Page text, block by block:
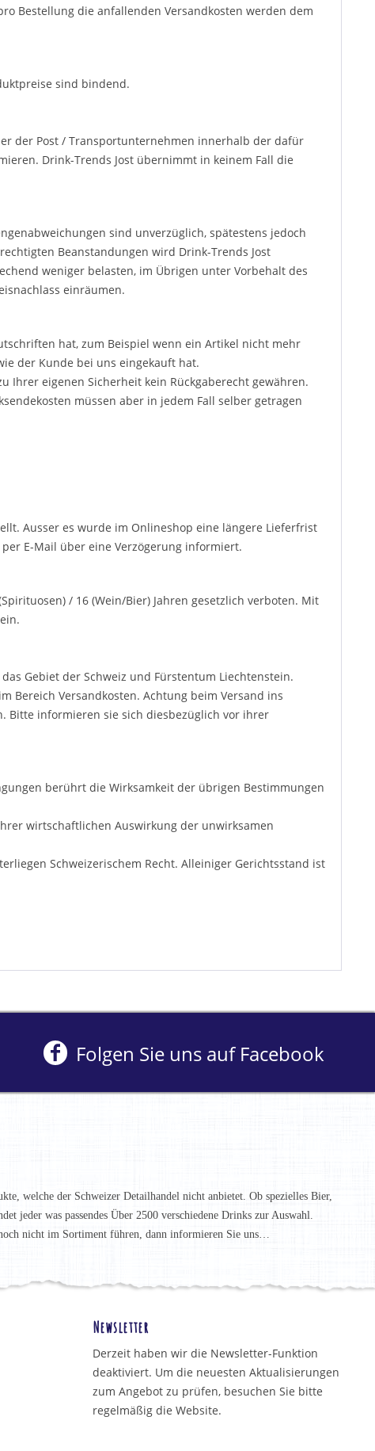
Bestellung die anfallenden Versandkosten werden dem
sind bindend.
der Post / Transportunternehmen innerhalb der dafür
Drink-Trends Jost übernimmt in keinem Fall die
sind unverzüglich, spätestens jedoch
Beanstandungen wird Drink-Trends Jost
weniger belasten, im Übrigen unter Vorbehalt des
einräumen.
hat, zum Beispiel wenn ein Artikel nicht mehr
der Kunde bei uns eingekauft hat.
Ihrer eigenen Sicherheit kein Rückgaberecht gewähren.
müssen aber in jedem Fall selber getragen
Ausser es wurde im Onlineshop eine längere Lieferfrist
E-Mail über eine Verzögerung informiert.
/ 16 (Wein/Bier) Jahren gesetzlich verboten. Mit
Gebiet der Schweiz und Fürstentum Liechtenstein.
Bereich Versandkosten. Achtung beim Versand ins
Bitte informieren sie sich diesbezüglich vor ihrer
berührt die Wirksamkeit der übrigen Bestimmungen
wirtschaftlichen Auswirkung der unwirksamen
Schweizerischem Recht. Alleiniger Gerichtsstand ist
Folgen Sie uns auf Facebook
welche der Schweizer Detailhandel nicht anbietet. Ob spezielles Bier,
jeder was passendes Über 2500 verschiedene Drinks zur Auswahl.
nicht im Sortiment führen, dann informieren Sie uns…
Newsletter
Derzeit haben wir die Newsletter-Funktion
deaktiviert. Um die neuesten Aktualisierungen
zum Angebot zu prüfen, besuchen Sie bitte
regelmäßig die Website.